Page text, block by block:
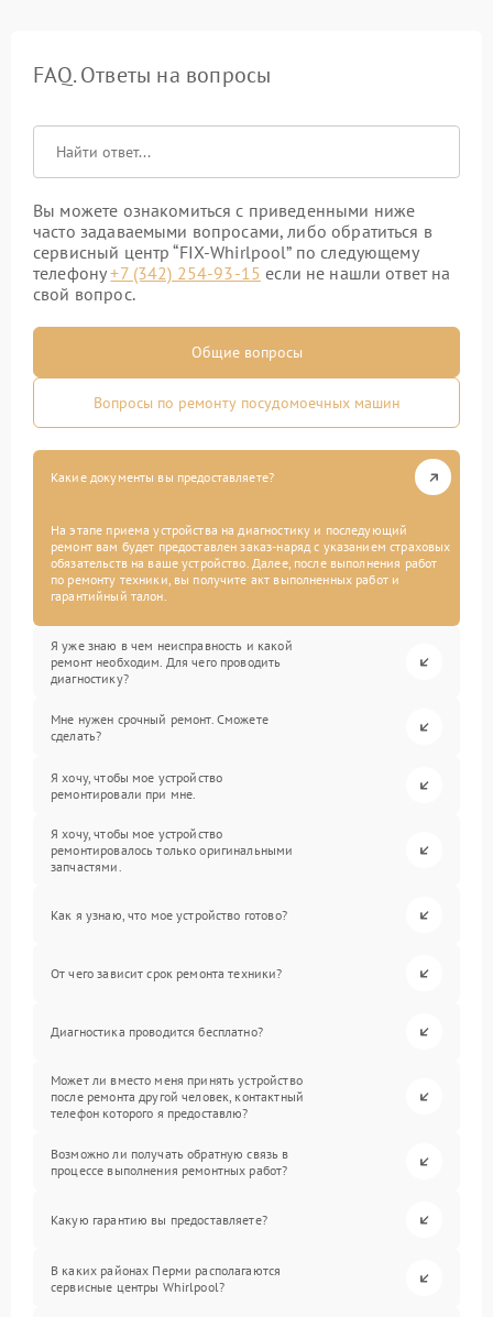
FAQ. Ответы на вопросы
Вы можете ознакомиться с приведенными ниже
часто задаваемыми вопросами, либо обратиться в
сервисный центр “FIX-Whirlpool” по следующему
телефону+7 (342) 254-93-15 если не нашли ответ на
свой вопрос.
Общие вопросы
Вопросы по ремонту посудомоечных машин
Какие документы вы предоставляете?
На этапе приема устройства на диагностику и последующий
ремонт вам будет предоставлен заказ-наряд с указанием страховых
обязательств на ваше устройство. Далее, после выполнения работ
по ремонту техники, вы получите акт выполненных работ и
гарантийный талон.
Я уже знаю в чем неисправность и какой
ремонт необходим. Для чего проводить
диагностику?
Мне нужен срочный ремонт. Сможете
сделать?
Я хочу, чтобы мое устройство
ремонтировали при мне.
Я хочу, чтобы мое устройство
ремонтировалось только оригинальными
запчастями.
Как я узнаю, что мое устройство готово?
От чего зависит срок ремонта техники?
Диагностика проводится бесплатно?
Может ли вместо меня принять устройство
после ремонта другой человек, контактный
телефон которого я предоставлю?
Возможно ли получать обратную связь в
процессе выполнения ремонтных работ?
Какую гарантию вы предоставляете?
В каких районах Перми располагаются
сервисные центры Whirlpool?